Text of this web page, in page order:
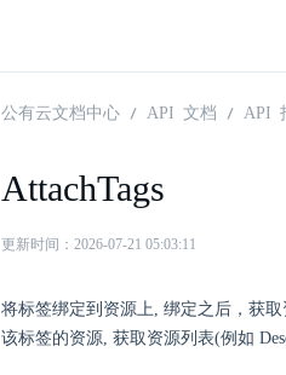
公有云文档中心 API 文档 API
AttachTags
更新时间：2026-07-21 05:03:11
将标签绑定到资源上, 绑定之后，获取
该标签的资源, 获取资源列表(例如